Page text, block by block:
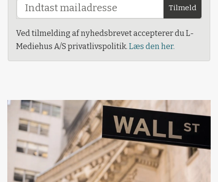
Tilmeld
Ved tilmelding af nyhedsbrevet accepterer du L-
Mediehus A/S privatlivspolitik. Læs den her.